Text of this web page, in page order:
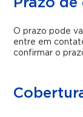
Prazo
O prazo pode
entre em
confirmar o